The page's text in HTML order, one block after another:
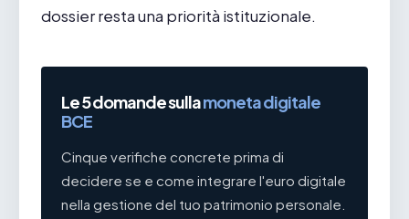
dossier resta una priorità istituzionale.
Le 5 domande sullamoneta digitale
BCE
Cinque verifiche concrete prima di
decidere se e come integrare l'euro digitale
nella gestione del tuo patrimonio personale.